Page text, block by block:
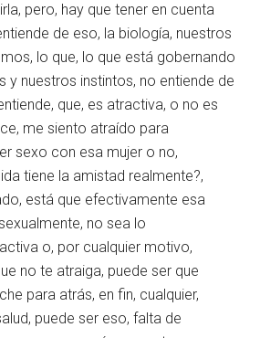
pero, hay que tener en cuenta
de eso, la biología, nuestros
lo que, lo que está gobernando
y nuestros instintos, no entiende de
que, es atractiva, o no es
me siento atraído para
sexo con esa mujer o no,
tiene la amistad realmente?,
está que efectivamente esa
no sea lo
o, por cualquier motivo,
no te atraiga, puede ser que
para atrás, en fin, cualquier,
puede ser eso, falta de